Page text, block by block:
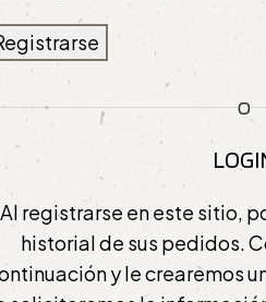
O
Al registrarse en este sitio,
historial de sus pedidos.
y le crearemos